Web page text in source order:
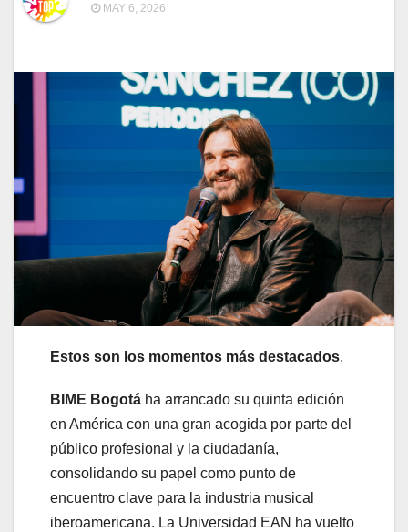
MAY 6, 2026
Estos son los momentos más destacados.
BIME Bogotá ha arrancado su quinta edición
en América con una gran acogida por parte del
público profesional y la ciudadanía,
consolidando su papel como punto de
encuentro clave para la industria musical
iberoamericana. La Universidad EAN ha vuelto